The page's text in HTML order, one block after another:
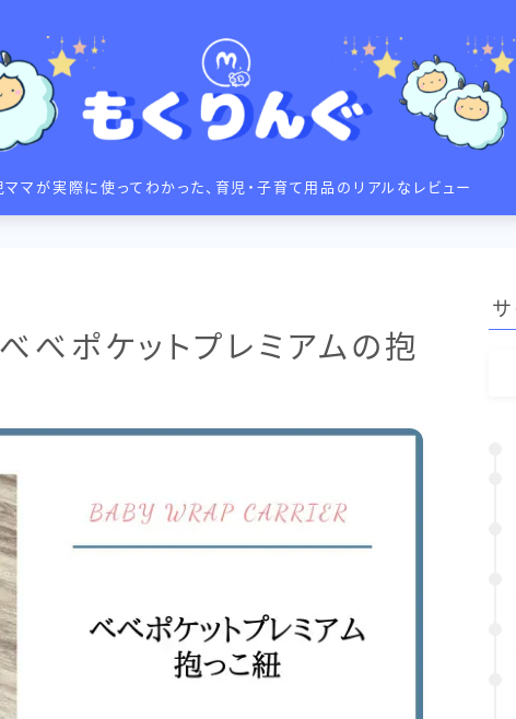
ママが実際に使ってわかった、育児・子育て用品のリアルなレビュー
と思える育児用品を厳選してご
昔から英語が大好きで、米国で
今は子供たちに英語を楽しく教え
「詳しく丁寧に」をモットーに
マ・パパの「これ知りたかった
らお気軽にどうぞ♪
べポケットプレミアムの抱
ー】